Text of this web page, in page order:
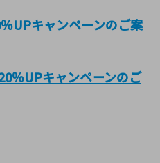
UPキャンペーンのご案
％UPキャンペーンのご